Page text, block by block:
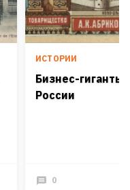
ИСТОРИИ
Бизнес-гиганты
России
0